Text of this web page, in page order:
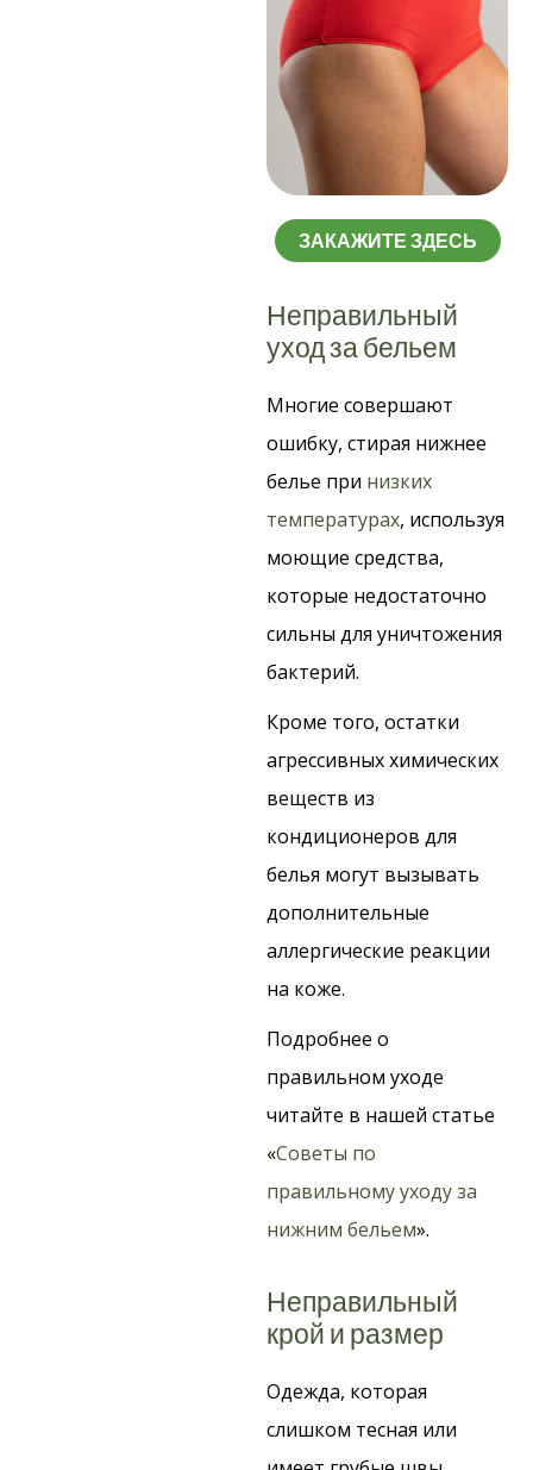
ЗАКАЖИТЕ ЗДЕСЬ
Неправильный
уход за бельем
Многие совершают
ошибку, стирая нижнее
белье при низких
температурах, используя
моющие средства,
которые недостаточно
сильны для уничтожения
бактерий.
Кроме того, остатки
агрессивных химических
веществ из
кондиционеров для
белья могут вызывать
дополнительные
аллергические реакции
на коже.
Подробнее о
правильном уходе
читайте в нашей статье
«Советы по
правильному уходу за
нижним бельем».
Неправильный
крой и размер
Одежда, которая
слишком тесная или